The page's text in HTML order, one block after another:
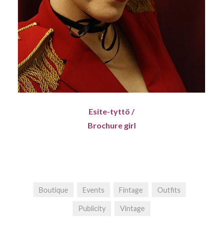
Esite-tyttö /
Brochure girl
Boutique Events Fintage Outfits
Publicity Vintage